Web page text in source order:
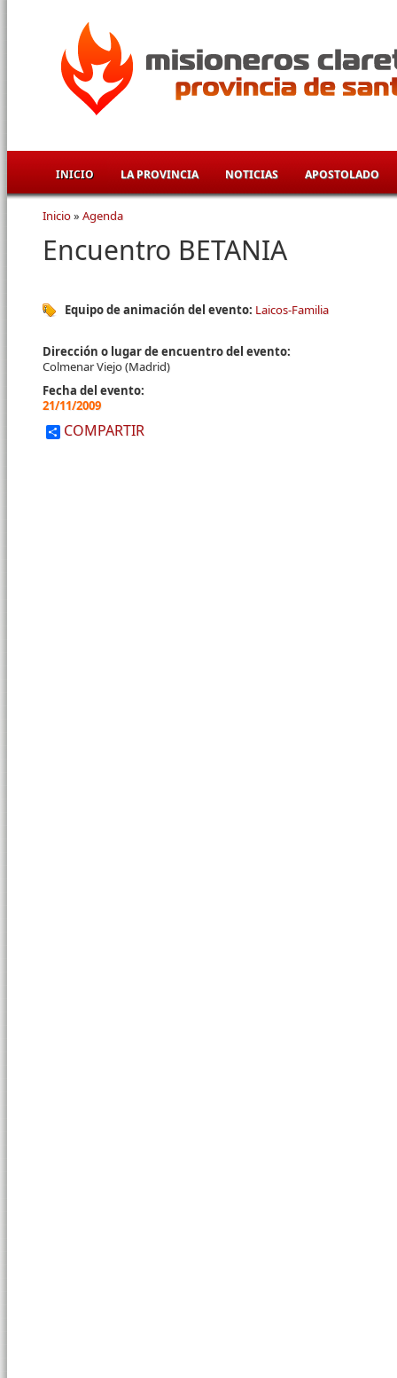
INICIO LA PROVINCIA NOTICIAS APOSTOLADO
Se encuentra usted aquí
Inicio» Agenda
Encuentro BETANIA
Equipo de animación del evento: Laicos-Familia
Dirección o lugar de encuentro del evento:
Colmenar Viejo (Madrid)
Fecha del evento:
21/11/2009
COMPARTIR